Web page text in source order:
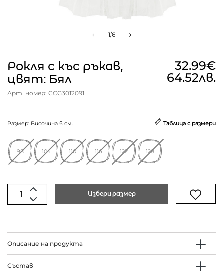
1/6
Рокля с къс ръкав,
цвят: Бял
Арт. номер: CCG3012091
32.99€
64.52лв.
Размер: Височина в см. Таблица с размери
98 104 110 116 122 128
Избери размер
Описание на продукта
Състав